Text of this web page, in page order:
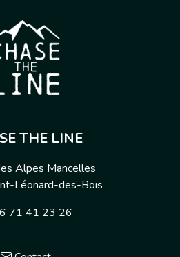
THE LINE
Alpes Mancelles
Léonard-des-Bois
71 41 23 26